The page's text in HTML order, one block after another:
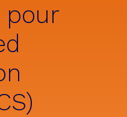
pour